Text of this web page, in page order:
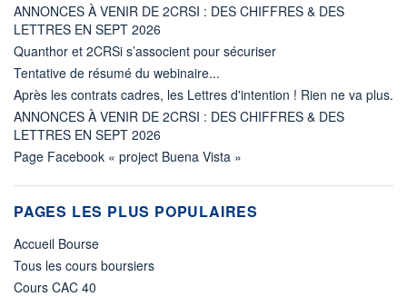
ANNONCES À VENIR DE 2CRSI : DES CHIFFRES & DES
LETTRES EN SEPT 2026
Quanthor et 2CRSi s’associent pour sécuriser
Tentative de résumé du webinaire...
Après les contrats cadres, les Lettres d'intention ! Rien ne va plus.
ANNONCES À VENIR DE 2CRSI : DES CHIFFRES & DES
LETTRES EN SEPT 2026
Page Facebook « project Buena Vista »
PAGES LES PLUS POPULAIRES
Accueil Bourse
Tous les cours boursiers
Cours CAC 40